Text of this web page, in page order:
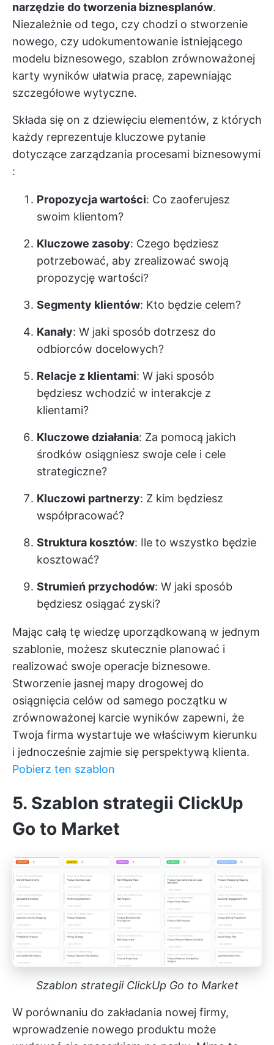
narzędzie do tworzenia biznesplanów.
Niezależnie od tego, czy chodzi o stworzenie
nowego, czy udokumentowanie istniejącego
modelu biznesowego, szablon zrównoważonej
karty wyników ułatwia pracę, zapewniając
szczegółowe wytyczne.
Składa się on z dziewięciu elementów, z których
każdy reprezentuje kluczowe pytanie
dotyczące zarządzania procesami biznesowymi
:
Propozycja wartości: Co zaoferujesz
swoim klientom?
Kluczowe zasoby: Czego będziesz
potrzebować, aby zrealizować swoją
propozycję wartości?
Segmenty klientów: Kto będzie celem?
Kanały: W jaki sposób dotrzesz do
odbiorców docelowych?
Relacje z klientami: W jaki sposób
będziesz wchodzić w interakcje z
klientami?
Kluczowe działania: Za pomocą jakich
środków osiągniesz swoje cele i cele
strategiczne?
Kluczowi partnerzy: Z kim będziesz
współpracować?
Struktura kosztów: Ile to wszystko będzie
kosztować?
Strumień przychodów: W jaki sposób
będziesz osiągać zyski?
Mając całą tę wiedzę uporządkowaną w jednym
szablonie, możesz skutecznie planować i
realizować swoje operacje biznesowe.
Stworzenie jasnej mapy drogowej do
osiągnięcia celów od samego początku w
zrównoważonej karcie wyników zapewni, że
Twoja firma wystartuje we właściwym kierunku
i jednocześnie zajmie się perspektywą klienta.
Pobierz ten szablon
5. Szablon strategii ClickUp
Go to Market
Szablon strategii ClickUp Go to Market
W porównaniu do zakładania nowej firmy,
wprowadzenie nowego produktu może